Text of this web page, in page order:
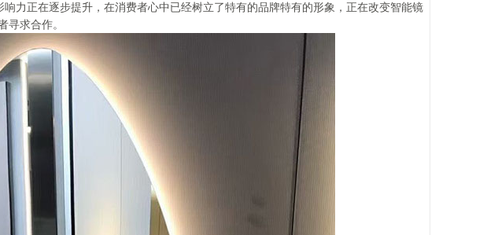
力正在逐步提升，在消费者心中已经树立了特有的品牌特有的形象，正在改变智能镜
寻求合作。